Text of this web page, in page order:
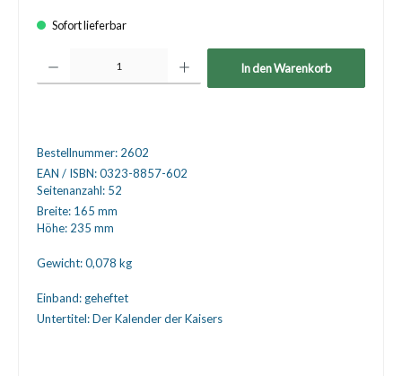
Sofort lieferbar
In den Warenkorb
Bestellnummer: 2602
EAN / ISBN:0323-8857-602
Seitenanzahl: 52
Breite: 165 mm
Höhe: 235 mm
Gewicht:0,078 kg
Einband: geheftet
Untertitel:Der Kalender der Kaisers